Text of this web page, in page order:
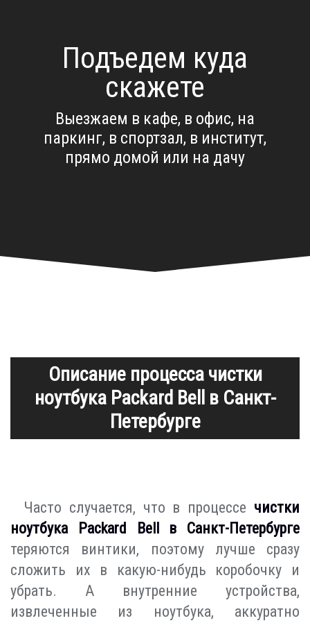
Подъедем куда
скажете
Выезжаем в кафе, в офис, на
паркинг, в спортзал, в институт,
прямо домой или на дачу
Описание процесса чистки
ноутбука Packard Bell в Санкт-
Петербурге
Часто случается, что в процессе чистки
ноутбука Packard Bell в Санкт-Петербурге
теряются винтики, поэтому лучше сразу
сложить их в какую-нибудь коробочку и
убрать. А внутренние устройства,
извлеченные из ноутбука, аккуратно